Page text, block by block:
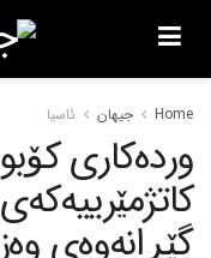
Home جیهان ئاسیا
وردەکاری
گێڕانەوەی